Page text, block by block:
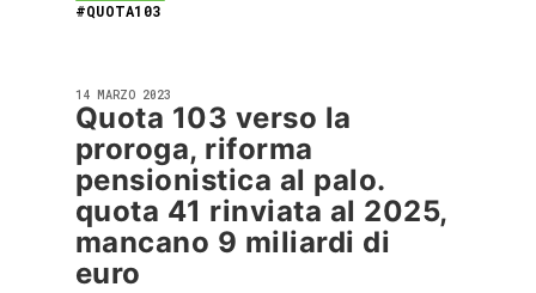
#QUOTA103
14 MARZO 2023
Quota 103 verso la
proroga, riforma
pensionistica al palo.
quota 41 rinviata al 2025,
mancano 9 miliardi di
euro